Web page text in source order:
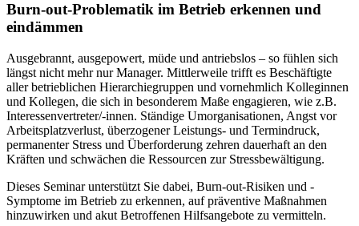
Burn-out-Problematik im Betrieb erkennen und
eindämmen
Ausgebrannt, ausgepowert, müde und antriebslos – so fühlen sich
längst nicht mehr nur Manager. Mittlerweile trifft es Beschäftigte
aller betrieblichen Hierarchiegruppen und vornehmlich Kolleginnen
und Kollegen, die sich in besonderem Maße engagieren, wie z.B.
Interessenvertreter/-innen. Ständige Umorganisationen, Angst vor
Arbeitsplatzverlust, überzogener Leistungs- und Termindruck,
permanenter Stress und Überforderung zehren dauerhaft an den
Kräften und schwächen die Ressourcen zur Stressbewältigung.
Dieses Seminar unterstützt Sie dabei, Burn-out-Risiken und -
Symptome im Betrieb zu erkennen, auf präventive Maßnahmen
hinzuwirken und akut Betroffenen Hilfsangebote zu vermitteln.